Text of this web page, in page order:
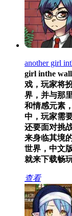
another girl
girl inthe
戏，玩家将
界，并与那
和情感元素
中，玩家需
还要面对挑
来身临其境
世界，中文
就来下载畅
查看